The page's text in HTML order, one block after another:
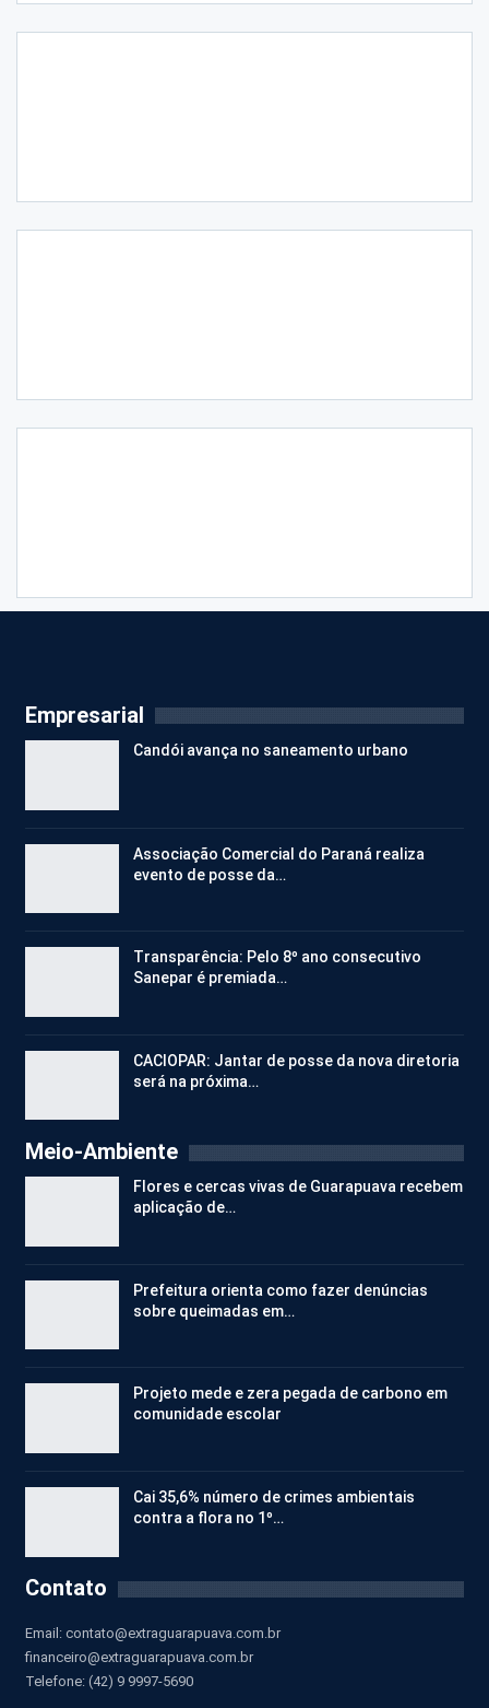
Empresarial
Candói avança no saneamento urbano
Associação Comercial do Paraná realiza
evento de posse da…
Transparência: Pelo 8º ano consecutivo
Sanepar é premiada…
CACIOPAR: Jantar de posse da nova diretoria
será na próxima…
Meio-Ambiente
Flores e cercas vivas de Guarapuava recebem
aplicação de…
Prefeitura orienta como fazer denúncias
sobre queimadas em…
Projeto mede e zera pegada de carbono em
comunidade escolar
Cai 35,6% número de crimes ambientais
contra a flora no 1º…
Contato
Email: contato@extraguarapuava.com.br
financeiro@extraguarapuava.com.br
Telefone: (42) 9 9997-5690